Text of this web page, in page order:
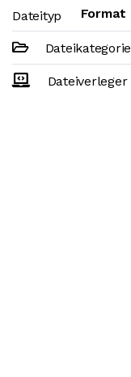
Dateityp
Format
Dateikategorie
Dateiverleger